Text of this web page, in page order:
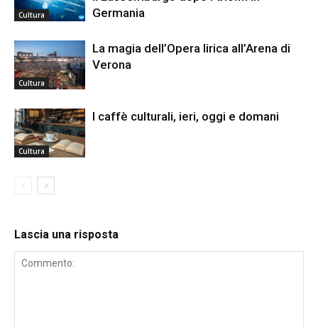
Cultura
Germania
Cultura
La magia dell’Opera lirica all’Arena di
Verona
Cultura
I caffè culturali, ieri, oggi e domani
Lascia una risposta